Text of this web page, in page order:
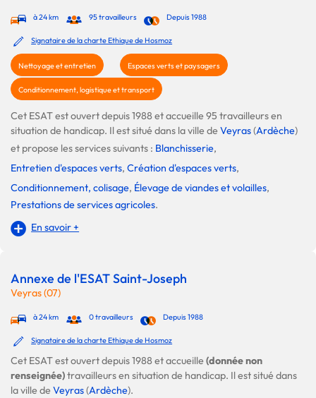
à 24 km 95 travailleurs Depuis 1988
Signataire de la charte Ethique de Hosmoz
Nettoyage et entretien Espaces verts et paysagers
Conditionnement, logistique et transport
Cet ESAT est ouvert depuis 1988 et accueille 95 travailleurs en
situation de handicap. Il est situé dans la ville deVeyras(Ardèche)
et propose les services suivants : Blanchisserie,
Entretien d'espaces verts, Création d'espaces verts,
Conditionnement, colisage, Élevage de viandes et volailles,
Prestations de services agricoles.
En savoir +
Annexe de l'ESAT Saint-Joseph
Veyras (07)
à 24 km 0 travailleurs Depuis 1988
Signataire de la charte Ethique de Hosmoz
Cet ESAT est ouvert depuis 1988 et accueille(donnée non
renseignée)travailleurs en situation de handicap. Il est situé dans
la ville deVeyras(Ardèche).